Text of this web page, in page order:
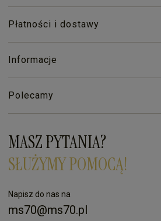
Płatności i dostawy
Informacje
Polecamy
MASZ PYTANIA?
SŁUŻYMY POMOCĄ!
Napisz do nas na
ms70@ms70.pl